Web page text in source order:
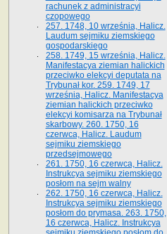
rachunek z administracyi
czopowego
257. 1748, 10 września, Halicz.
Laudum sejmiku ziemskiego
gospodarskiego
258. 1749, 15 września, Halicz.
Manifestacya ziemian halickich
przeciwko elekcyi deputata na
Trybunał kor. 259. 1749, 17
września, Halicz. Manifestacya
ziemian halickich przeciwko
elekcyi komisarza na Trybunał
skarbowy. 260. 1750, 16
czerwca, Halicz. Laudum
sejmiku ziemskiego
przedsejmowego
261. 1750, 16 czerwca, Halicz.
Instrukcya sejmiku ziemskiego
posłom na sejm walny
262. 1750, 16 czerwca, Halicz.
Instrukcya sejmiku ziemskiego
posłom do prymasa. 263. 1750,
16 czerwca, Halicz. Instrukcya